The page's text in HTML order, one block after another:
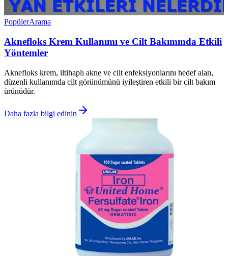
PopülerArama
Aknefloks Krem Kullanımı ve Cilt Bakımında Etkili
Yöntemler
Aknefloks krem, iltihaplı akne ve cilt enfeksiyonlarını hedef alan,
düzenli kullanımda cilt görünümünü iyileştiren etkili bir cilt bakım
ürünüdür.
Daha fazla bilgi edinin